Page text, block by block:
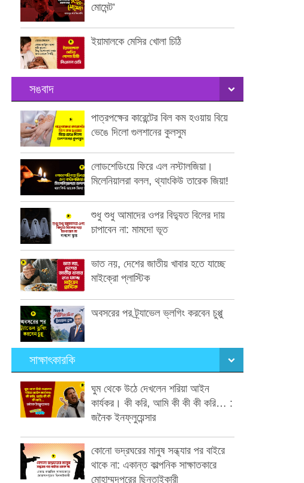
মোমেন্ট’
ইয়ামালকে মেসির খোলা চিঠি
সঙবাদ
পাত্রপক্ষের কারেন্টের বিল কম হওয়ায় বিয়ে
ভেঙে দিলো গুলশানের কুলসুম
লোডশেডিংয়ে ফিরে এল নস্টালজিয়া।
মিলেনিয়ালরা বলল, থ্যাংকিউ তারেক জিয়া!
শুধু শুধু আমাদের ওপর বিদ্যুত বিলের দায়
চাপাবেন না: মামদো ভূত
ভাত নয়, দেশের জাতীয় খাবার হতে যাচ্ছে
মাইক্রো প্লাস্টিক
অবসরের পর ট্র্যাভেল ভ্লগিং করবেন চুপ্পু
সাক্ষাৎকারকি
ঘুম থেকে উঠে দেখলেন শরিয়া আইন
কার্যকর। কী করি, আমি কী কী কী করি… :
জনৈক ইনফ্লুয়েন্সার
কোনো ভদ্রঘরের মানুষ সন্ধ্যার পর বাইরে
থাকে না: একান্ত কাল্পনিক সাক্ষাতকারে
মোহাম্মদপুরের ছিনতাইকারী